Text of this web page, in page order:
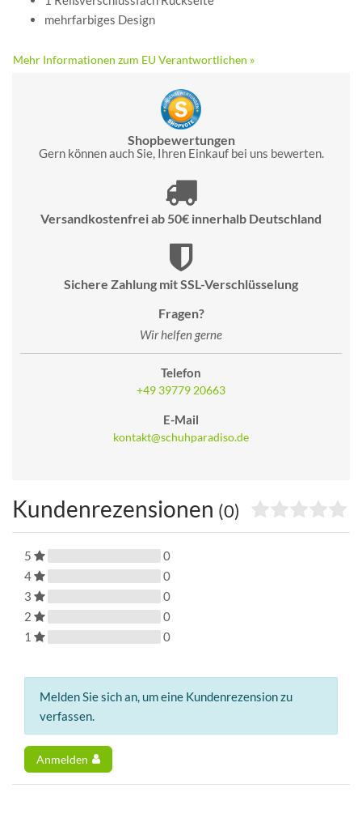
mehrfarbiges Design
Mehr Informationen zum EU Verantwortlichen »
Shopbewertungen
Gern können auch Sie, Ihren Einkauf bei uns bewerten.
Versandkostenfrei ab 50€ innerhalb Deutschland
Sichere Zahlung mit SSL-Verschlüsselung
Fragen?
Wir helfen gerne
Telefon
+49 39779 20663
E-Mail
kontakt@schuhparadiso.de
Kundenrezensionen (0)
5
0
4
0
3
0
2
0
1
0
Melden Sie sich an, um eine Kundenrezension zu
verfassen.
Anmelden